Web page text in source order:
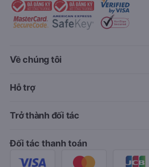
Về chúng tôi
Hỗ trợ
Trở thành đối tác
Đối tác thanh toán